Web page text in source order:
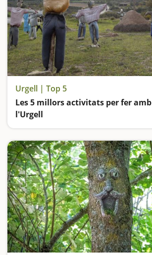
Urgell | Top 5
Les 5 millors activitats per fer
l'Urgell